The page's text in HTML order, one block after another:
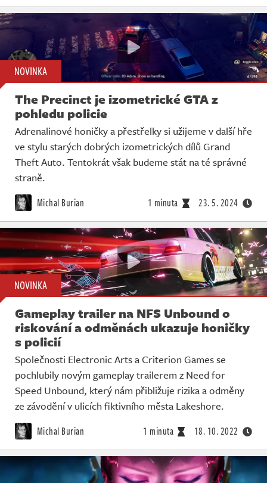
NOVINKA
The Precinct je izometrické GTA z
pohledu policie
Adrenalinové honičky a přestřelky si užijeme v další hře
ve stylu starých dobrých izometrických dílů Grand
Theft Auto. Tentokrát však budeme stát na té správné
straně.
Michal Burian 1 minuta 23. 5. 2024
NOVINKA
Gameplay trailer na NFS Unbound o
riskování a odměnách ukazuje honičky
s policií
Společnosti Electronic Arts a Criterion Games se
pochlubily novým gameplay trailerem z Need for
Speed Unbound, který nám přibližuje rizika a odměny
ze závodění v ulicích fiktivního města Lakeshore.
Michal Burian 1 minuta 18. 10. 2022